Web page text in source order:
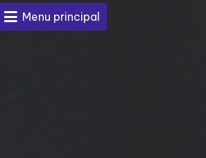
Menu principal